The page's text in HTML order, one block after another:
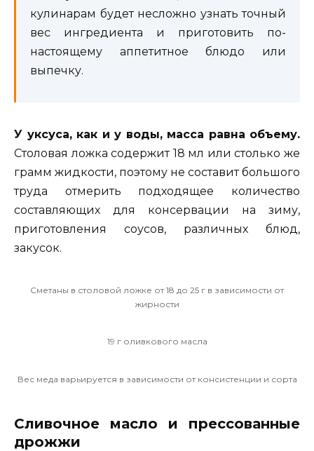
кулинарам будет несложно узнать точный
вес ингредиента и приготовить по-
настоящему аппетитное блюдо или
выпечку.
У уксуса, как и у воды, масса равна объему.
Столовая ложка содержит 18 мл или столько же
грамм жидкости, поэтому не составит большого
труда отмерить подходящее количество
составляющих для консервации на зиму,
приготовления соусов, различных блюд,
закусок.
Сметаны в столовой ложке от 18 до 25 г в зависимости от
жирности
19 г оливкового масла
Вес меда варьируется в зависимости от консистенции и сорта
Сливочное масло и прессованные
дрожжи